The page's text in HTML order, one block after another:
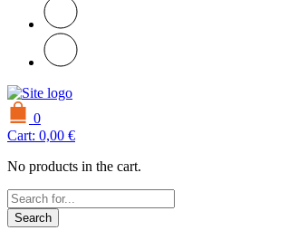
0
Cart: 0,00 €
No products in the cart.
Search